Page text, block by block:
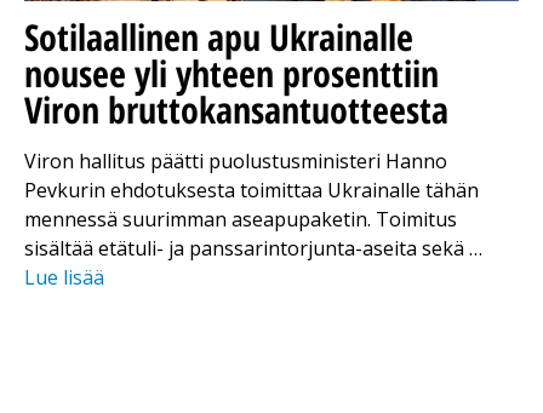
Sotilaallinen apu Ukrainalle
nousee yli yhteen prosenttiin
Viron bruttokansantuotteesta
Viron hallitus päätti puolustusministeri Hanno
Pevkurin ehdotuksesta toimittaa Ukrainalle tähän
mennessä suurimman aseapupaketin. Toimitus
sisältää etätuli- ja panssarintorjunta-aseita sekä …
Lue lisää